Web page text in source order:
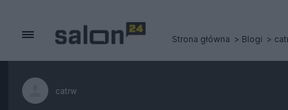
Strona główna Blogi
catrw